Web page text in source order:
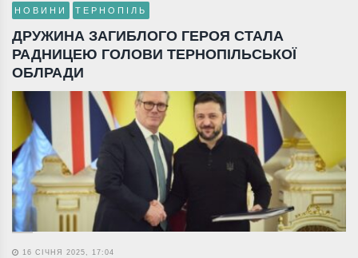
НОВИНИ ТЕРНОПІЛЬ
ДРУЖИНА ЗАГИБЛОГО ГЕРОЯ СТАЛА
РАДНИЦЕЮ ГОЛОВИ ТЕРНОПІЛЬСЬКОЇ
ОБЛРАДИ
16 СІЧНЯ 2025, 17:04